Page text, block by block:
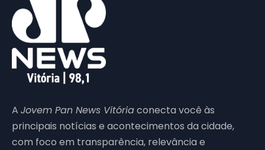
A Jovem Pan News Vitóriaconecta você às
principais notícias e acontecimentos da cidade,
com foco em transparência, relevância e